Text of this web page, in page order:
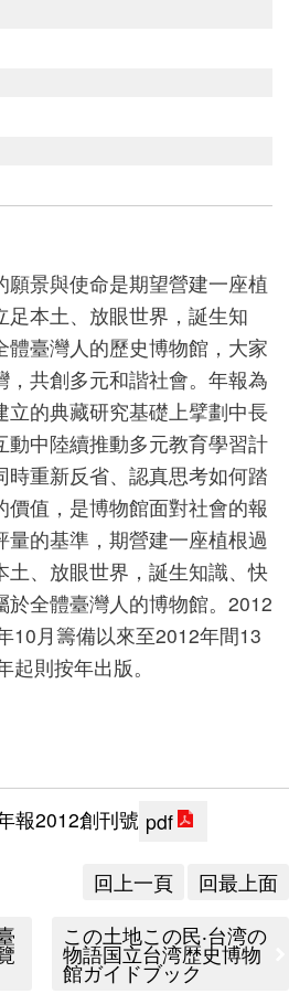
願景與使命是期望營建一座植
足本土、放眼世界，誕生知
體臺灣人的歷史博物館，大家
，共創多元和諧社會。年報為
立的典藏研究基礎上擘劃中長
動中陸續推動多元教育學習計
時重新反省、認真思考如何踏
值，是博物館面對社會的報
的基準，期營建一座植根過
土、放眼世界，誕生知識、快
於全體臺灣人的博物館。2012
10月籌備以來至2012年間13
則按年出版。
報2012創刊號 pdf
回上一頁
回最上面
この土地この民‧台湾の
物語国立台湾歴史博物
館ガイドブック